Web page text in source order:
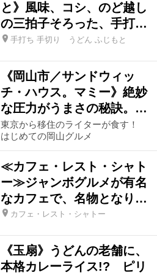
和食 肉料理
カフェ・スウィーツ
絞り込む
と》風味、コシ、のど越し
の三拍子そろった、手打…
手打ち 手切り うどん ふじもと
《岡山市／サンドウィッ
チ・ハウス。マミー》絶妙
な圧力がうまさの秘訣。…
東京から移住のライターが食す！
はじめての岡山グルメ
≪カフェ・レスト・シャト
ー≫ジャンボグルメが有名
なカフェで、名物となり…
カフェ・レスト・シャトー
《玉扇》うどんの老舗に、
本格カレーライス!? ピリ